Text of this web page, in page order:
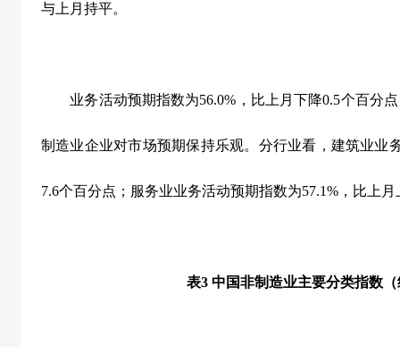
与上月持平。
业务活动预期指数为56.0% ，比上月下降0.5个百分
制造业企业对市场预期保持乐观。分行业看，建筑业业
7.6个百分点；服务业业务活动预期指数为57.1% ，比上
表3 中国非制造业主要分类指数